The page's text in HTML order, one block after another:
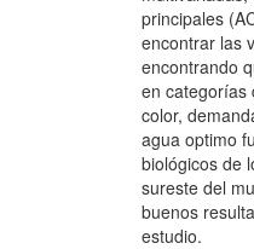
principales
encontrar las
encontrando
en categorías
color,
agua optimo
biológicos de
sureste del
buenos
estudio.